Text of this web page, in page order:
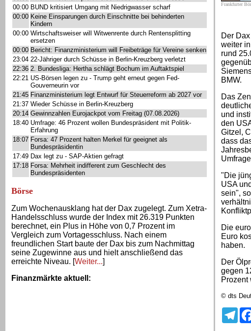
00:00 BUND kritisiert Umgang mit Niedrigwasser scharf
00:00 Keine Einsparungen durch Einschnitte bei behinderten
Kindern
00:00 Wirtschaftsweiser will Witwenrente durch Rentensplitting
ersetzen
00:00 Bericht: Finanzministerium will Freibeträge für Vereine senken
23:04 22-Jähriger durch Schüsse in Berlin-Kreuzberg verletzt
22:36 2. Bundesliga: Hertha schlägt Bochum im Auftaktspiel
22:21 US-Börsen legen zu - Trump geht erneut gegen Fed-
Gouverneurin vor
21:45 Finanzministerium legt Entwurf für Steuerreform ab 2027 vor
21:37 Wieder Schüsse in Berlin-Kreuzberg
20:14 Gewinnzahlen Eurojackpot vom Freitag (07.08.2026)
18:40 Umfrage: 46 Prozent wollen Bundespräsident mit Politik-
Erfahrung
18:07 Forsa: 47 Prozent halten Merkel für geeignet als
Bundespräsidentin
17:49 Dax legt zu - SAP-Aktien gefragt
17:18 Forsa: Mehrheit indifferent zum Geschlecht des
Bundespräsidenten
Börse
Zum Wochenausklang hat der Dax zugelegt. Zum Xetra-
Handelsschluss wurde der Index mit 26.319 Punkten
berechnet, ein Plus in Höhe von 0,7 Prozent im
Vergleich zum Vortagesschluss. Nach einem
freundlichen Start baute der Dax bis zum Nachmittag
seine Zugewinne aus und hielt anschließend das
erreichte Niveau. [Weiter...]
Finanzmärkte aktuell :
Frankfurter
Der
weiter
rund
BMW.
Das
und
den
Gitzel,
dass
"Die
USA
sein",
Die
Euro
haben.
Der
gegen
Prozent
© dts